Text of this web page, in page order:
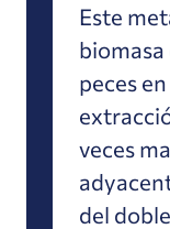
Este
biomasa
peces
veces
del